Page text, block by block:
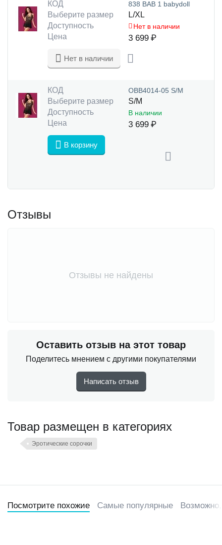
КОД 838 BAB 1 babydoll
Выберите размер
L/XL
Доступность
Нет в наличии
Цена 3 699 ₽
Нет в наличии
КОД OBB4014-05 S/M
Выберите размер
S/M
Доступность
В наличии
Цена 3 699 ₽
В корзину
Отзывы
Отзывы не найдены
Оставить отзыв на этот товар
Поделитесь мнением с другими покупателями
Написать отзыв
Товар размещен в категориях
Эротические сорочки
Посмотрите похожие Самые популярные Возможно,